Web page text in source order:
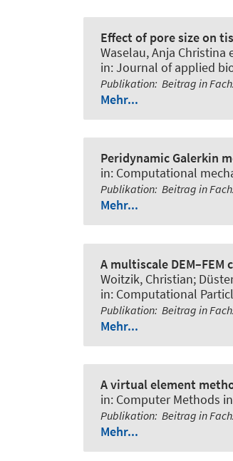
Effect of pore size on
Waselau, Anja Christina
in:Journal of applied
Publikation: Beitrag in
Mehr...
Peridynamic Galerkin
in: Computational
Publikation: Beitrag in
Mehr...
A multiscale
Woitzik, Christian;
in: Computational
Publikation: Beitrag in
Mehr...
A virtual element
in: Computer Methods
Publikation: Beitrag in
Mehr...